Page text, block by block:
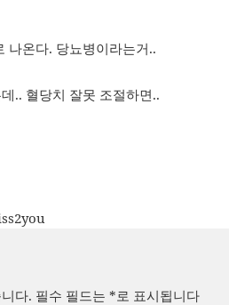
나온다. 당뇨병이라는거..
.. 혈당치 잘못 조절하면..
다. 필수 필드는 *로 표시됩니다